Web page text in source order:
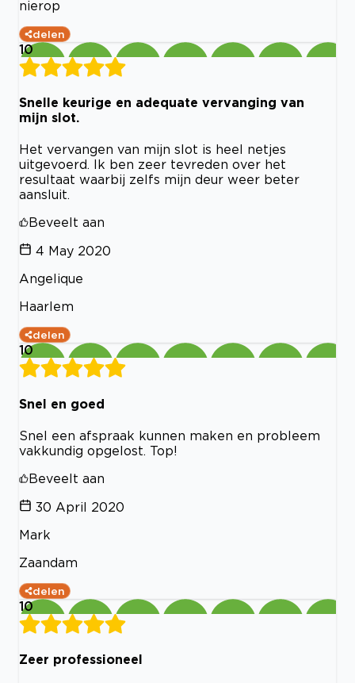
nierop
delen
10
Snelle keurige en adequate vervanging van
mijn slot.
Het vervangen van mijn slot is heel netjes
uitgevoerd. Ik ben zeer tevreden over het
resultaat waarbij zelfs mijn deur weer beter
aansluit.
Beveelt aan
4 May 2020
Angelique
Haarlem
delen
10
Snel en goed
Snel een afspraak kunnen maken en probleem
vakkundig opgelost. Top!
Beveelt aan
30 April 2020
Mark
Zaandam
delen
10
Zeer professioneel